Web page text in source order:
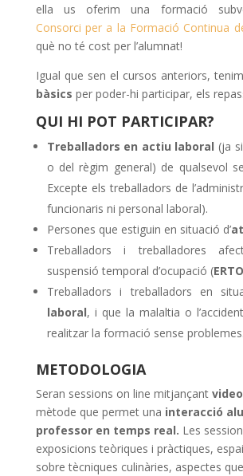
ella us oferim una formació
Consorci per a la Formació Continua
què no té cost per l’alumnat!
Igual que sen el cursos anteriors,
bàsics per poder-hi participar, els
QUI HI POT PARTICIPAR?
Treballadors en actiu laboral (ja
o del règim general) de qualsevol
Excepte els treballadors de
funcionaris ni personal laboral).
Persones que estiguin en situació d’
Treballadors i treballadores
suspensió temporal d’ocupació (ERTO
Treballadors i treballadors en
laboral, i que la malaltia o
realitzar la formació sense problemes.
METODOLOGIA
Seran sessions on line mitjançant
mètode que permet una interacció
professor en temps real. Les
exposicions teòriques i pràctiques,
sobre tècniques culinàries, aspectes